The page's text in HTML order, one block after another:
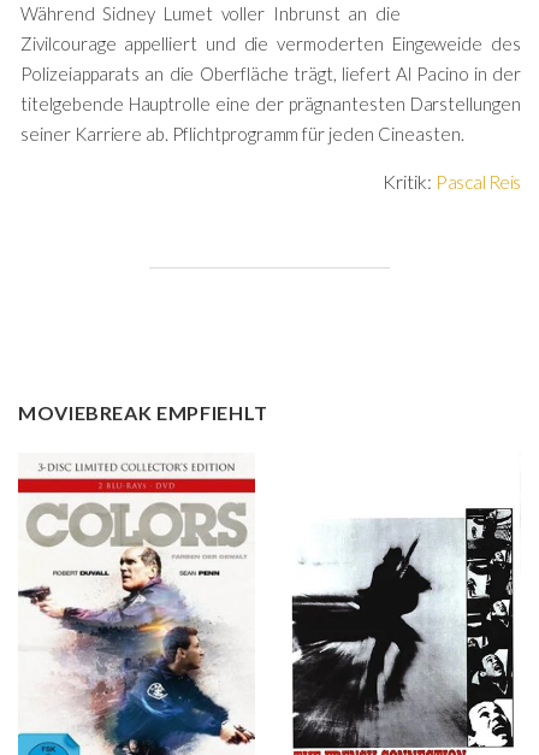
Während Sidney Lumet voller Inbrunst an die
Zivilcourage appelliert und die vermoderten Eingeweide des
Polizeiapparats an die Oberfläche trägt, liefert Al Pacino in der
titelgebende Hauptrolle eine der prägnantesten Darstellungen
seiner Karriere ab. Pflichtprogramm für jeden Cineasten.
Kritik: Pascal Reis
MOVIEBREAK EMPFIEHLT